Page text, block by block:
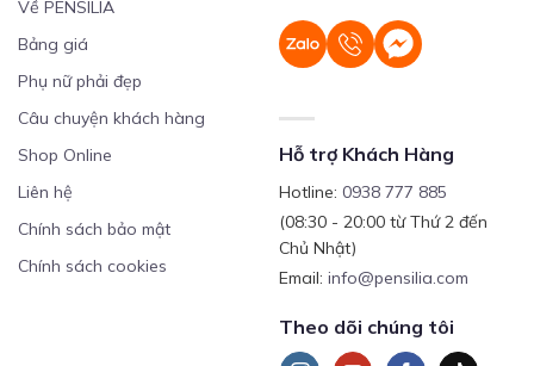
Về PENSILIA
Bảng giá
Phụ nữ phải đẹp
Câu chuyện khách hàng
Shop Online
Liên hệ
Chính sách bảo mật
Chính sách cookies
Hỗ trợ Khách Hàng
Hotline: 0938 777 885
(08:30 - 20:00 từ Thứ 2 đến
Chủ Nhật)
Email: info@pensilia.com
Theo dõi chúng tôi